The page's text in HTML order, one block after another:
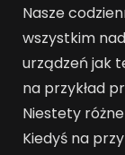
Nasze
wszystkim
urządzeń jak
na przykład
Niestety
Kiedyś na